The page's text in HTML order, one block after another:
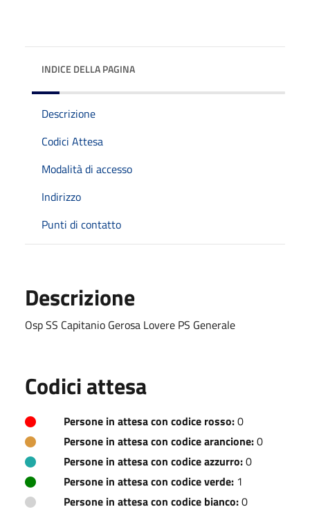
INDICE DELLA PAGINA
Descrizione
Codici Attesa
Modalità di accesso
Indirizzo
Punti di contatto
Descrizione
Osp SS Capitanio Gerosa Lovere PS Generale
Codici attesa
Persone in attesa con codice rosso:0
Persone in attesa con codice arancione:0
Persone in attesa con codice azzurro:0
Persone in attesa con codice verde: 1
Persone in attesa con codice bianco:0